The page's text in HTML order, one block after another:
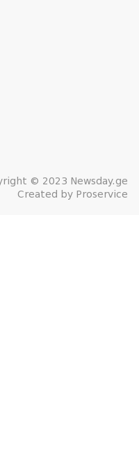
© 2023 Newsday.ge
Created by Proservice